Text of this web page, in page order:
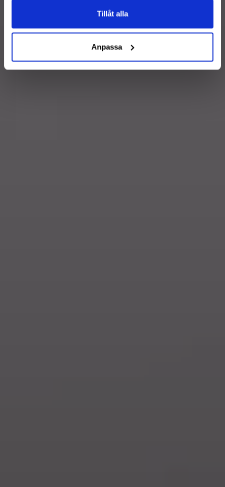
Tillåt alla
Anpassa